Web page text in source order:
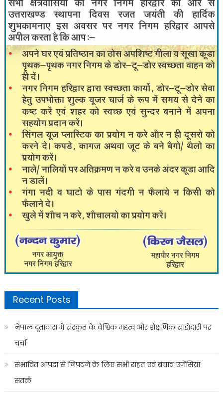
Recent Posts
नेपाल दूतावास में संस्कृत के वैश्विक महत्व और शैक्षणिक साझेदारी पर
चर्चा
संभावित आपदा से निपटने के लिए सभी राहत एवं बचाव एजेंसियां
सतर्क